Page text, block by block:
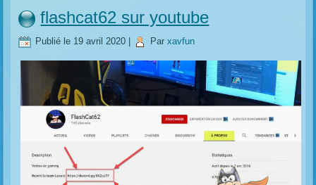
flashcat62 sur youtube
Publié le 19 avril 2020 Par xavfun